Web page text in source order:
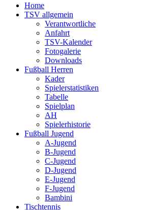
Home
TSV allgemein
Verantwortliche
Anfahrt
TSV-Kalender
Fotogalerie
Downloads
Fußball Herren
Kader
Spielerstatistiken
Tabelle
Spielplan
AH
Spielerhistorie
Fußball Jugend
A-Jugend
B-Jugend
C-Jugend
D-Jugend
E-Jugend
F-Jugend
Bambini
Tischtennis